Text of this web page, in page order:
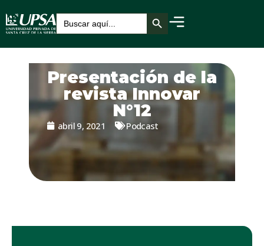
Buscar: Botón de búsqueda
Presentación de la
revista Innovar
N°12
abril 9, 2021 Podcast